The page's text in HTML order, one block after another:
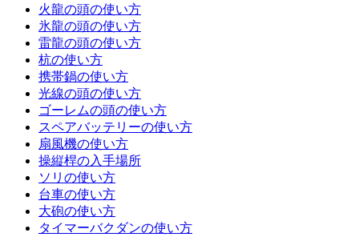
火龍の頭の使い方
氷龍の頭の使い方
雷龍の頭の使い方
杭の使い方
携帯鍋の使い方
光線の頭の使い方
ゴーレムの頭の使い方
スペアバッテリーの使い方
扇風機の使い方
操縦桿の入手場所
ソリの使い方
台車の使い方
大砲の使い方
タイマーバクダンの使い方